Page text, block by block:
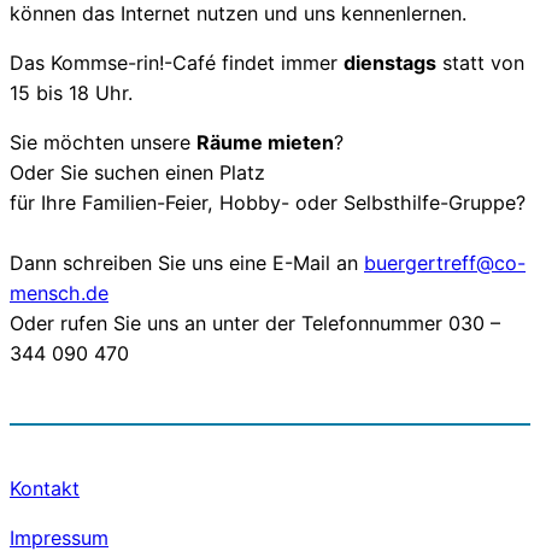
können das Internet nutzen und uns kennenlernen.
Das Kommse-rin!-Café findet immer dienstags statt von
15 bis 18 Uhr.
Sie möchten unsere Räume mieten?
Oder Sie suchen einen Platz
für Ihre Familien-Feier, Hobby- oder Selbsthilfe-Gruppe?
Dann schreiben Sie uns eine E-Mail an buergertreff@co-
mensch.de
Oder rufen Sie uns an unter der Telefonnummer 030 –
344 090 470
Kontakt
Impressum